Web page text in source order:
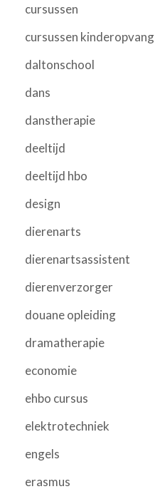
cursussen
cursussen kinderopvang
daltonschool
dans
danstherapie
deeltijd
deeltijd hbo
design
dierenarts
dierenartsassistent
dierenverzorger
douane opleiding
dramatherapie
economie
ehbo cursus
elektrotechniek
engels
erasmus